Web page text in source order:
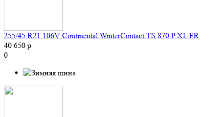
255/45 R21 106V Continental WinterContact TS 870 P XL FR
40 650 р
0